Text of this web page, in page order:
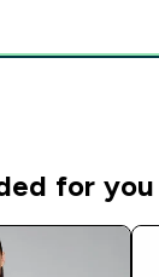
for you